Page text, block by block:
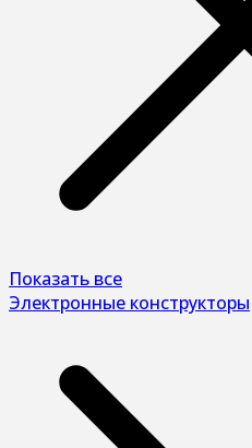
Показать все
Электронные конструкторы